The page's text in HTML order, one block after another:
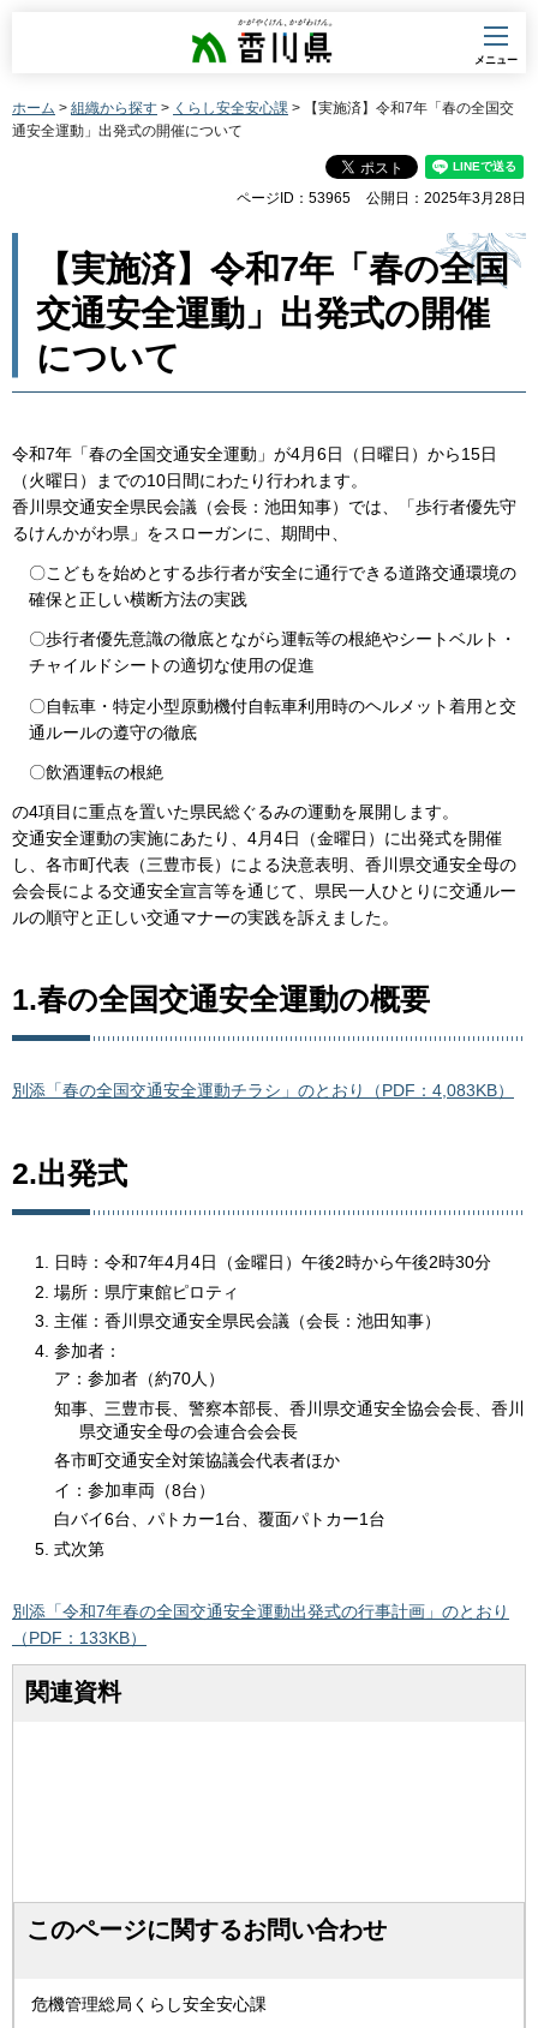
香川県
メニュー
ホーム > 組織から探す > くらし安全安心課 > 【実施済】令和7年「春の全国交
通安全運動」出発式の開催について
ページID：53965 公開日：2025年3月28日
【実施済】令和7年「春の全国
交通安全運動」出発式の開催
について
令和7年「春の全国交通安全運動」が4月6日（日曜日）から15日
（火曜日）までの10日間にわたり行われます。
香川県交通安全県民会議（会長：池田知事）では、「歩行者優先守
るけんかがわ県」をスローガンに、期間中、
〇こどもを始めとする歩行者が安全に通行できる道路交通環境の
確保と正しい横断方法の実践
〇歩行者優先意識の徹底とながら運転等の根絶やシートベルト・
チャイルドシートの適切な使用の促進
〇自転車・特定小型原動機付自転車利用時のヘルメット着用と交
通ルールの遵守の徹底
〇飲酒運転の根絶
の4項目に重点を置いた県民総ぐるみの運動を展開します。
交通安全運動の実施にあたり、4月4日（金曜日）に出発式を開催
し、各市町代表（三豊市長）による決意表明、香川県交通安全母の
会会長による交通安全宣言等を通じて、県民一人ひとりに交通ルー
ルの順守と正しい交通マナーの実践を訴えました。
1.春の全国交通安全運動の概要
別添「春の全国交通安全運動チラシ」のとおり（PDF：4,083KB）
2.出発式
日時：令和7年4月4日（金曜日）午後2時から午後2時30分
場所：県庁東館ピロティ
主催：香川県交通安全県民会議（会長：池田知事）
参加者：
ア：参加者（約70人）
知事、三豊市長、警察本部長、香川県交通安全協会会長、香川
県交通安全母の会連合会会長
各市町交通安全対策協議会代表者ほか
イ：参加車両（8台）
白バイ6台、パトカー1台、覆面パトカー1台
式次第
別添「令和7年春の全国交通安全運動出発式の行事計画」のとおり
（PDF：133KB）
関連資料
このページに関するお問い合わせ
危機管理総局くらし安全安心課